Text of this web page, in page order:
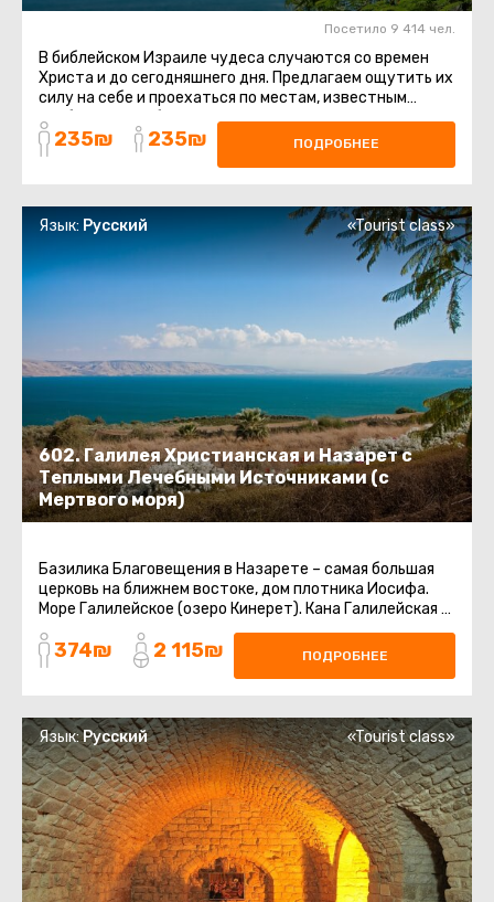
Посетило 9 414 чел.
В библейском Израиле чудеса случаются со времен
Христа и до сегодняшнего дня. Предлагаем ощутить их
силу на себе и проехаться по местам, известным
необычными событиями ...
235₪ 235₪ ПОДРОБНЕЕ
602. Галилея Христианская и Назарет с
Теплыми Лечебными Источниками (с
Мертвого моря)
Язык: Русский «Tourist class»
Базилика Благовещения в Назарете – самая большая
церковь на ближнем востоке, дом плотника Иосифа.
Море Галилейское (озеро Кинерет). Кана Галилейская –
374₪ 2 115₪ ПОДРОБНЕЕ
Язык:Русский «Tourist class»